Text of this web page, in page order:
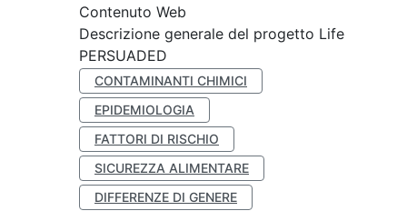
Contenuto Web
Descrizione generale del progetto Life
PERSUADED
CONTAMINANTI CHIMICI
EPIDEMIOLOGIA
FATTORI DI RISCHIO
SICUREZZA ALIMENTARE
DIFFERENZE DI GENERE